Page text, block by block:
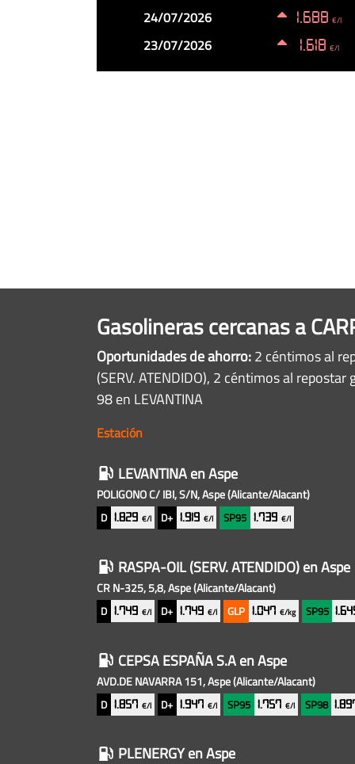
24/07/2026 1.688 €/l
23/07/2026 1.618 €/l
Gasolineras cercanas a
Oportunidades de ahorro:2 céntimos al
(SERV. ATENDIDO), 2 céntimos al
98 en LEVANTINA
Gasolineras
baratas
cercanas
Estación
LEVANTINAen Aspe
POLIGONO C/ IBI, S/N, Aspe(Alicante/Alacant)
D 1.829 €/l D+ 1.919€/l SP95 1.739 €/l
RASPA-OIL (SERV. ATENDIDO)en Aspe
CR N-325, 5,8, Aspe(Alicante/Alacant)
D 1.749 €/l D+ 1.749€/l GLP 1.047 €/kg SP95
CEPSA ESPAÑA S.Aen Aspe
AVD.DE NAVARRA 151, Aspe(Alicante/Alacant)
D 1.857 €/l D+ 1.947€/l SP95 1.757 €/l SP98
PLENERGYen Aspe